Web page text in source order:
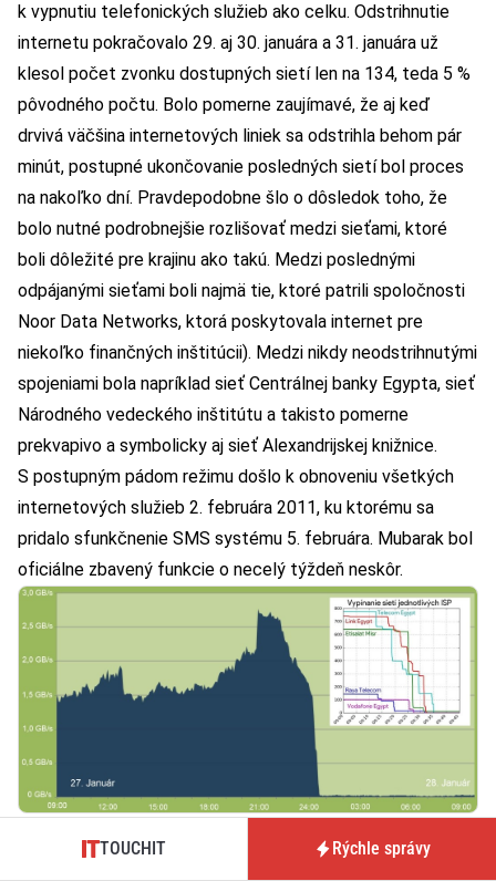
k vypnutiu telefonických služieb ako celku. Odstrihnutie
internetu pokračovalo 29. aj 30. januára a 31. januára už
klesol počet zvonku dostupných sietí len na 134, teda 5 %
pôvodného počtu. Bolo pomerne zaujímavé, že aj keď
drvivá väčšina internetových liniek sa odstrihla behom pár
minút, postupné ukončovanie posledných sietí bol proces
na nakoľko dní. Pravdepodobne šlo o dôsledok toho, že
bolo nutné podrobnejšie rozlišovať medzi sieťami, ktoré
boli dôležité pre krajinu ako takú. Medzi poslednými
odpájanými sieťami boli najmä tie, ktoré patrili spoločnosti
Noor Data Networks, ktorá poskytovala internet pre
niekoľko finančných inštitúcii). Medzi nikdy neodstrihnutými
spojeniami bola napríklad sieť Centrálnej banky Egypta, sieť
Národného vedeckého inštitútu a takisto pomerne
prekvapivo a symbolicky aj sieť Alexandrijskej knižnice.
S postupným pádom režimu došlo k obnoveniu všetkých
internetových služieb 2. februára 2011, ku ktorému sa
pridalo sfunkčnenie SMS systému 5. februára. Mubarak bol
oficiálne zbavený funkcie o necelý týždeň neskôr.
Takto vyzeralo odpojenie Egypta od internetu v roku 2011
TOUCHIT Rýchle správy